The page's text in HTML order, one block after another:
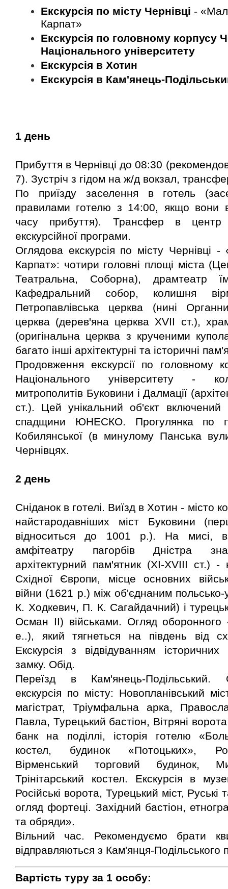
Екскурсія по місту Чернівці -
Карпат»
Екскурсія по головному корпусу
Національного університету
Екскурсія в Хотин
Екскурсія в Кам'янець-
1 день
Прибуття в Чернівці до 08:30
7). Зустріч з гідом на ж/д вокзал,
По приїзду заселення в готель
правилами готелю з 14:00, якщо вони
часу прибуття). Трансфер в центр
екскурсійної програми.
Оглядова екскурсія по місту Чернівці
Карпат»: чотири головні площі міста
Театральна, Соборна), драмтеатр
Кафедральний собор, колишня
Петропавлівська церква (нині
церква (дерев'яна церква ХVII ст.),
(оригінальна церква з крученими
багато інші архітектурні та історичні
Продовження екскурсії по головному
Національного університету -
митрополитів Буковини і Далмації
ст.). Цей унікальний об'єкт включений
спадщини ЮНЕСКО. Прогулянка по
Кобилянської (в минулому Панська
Чернівцях.
2 день
Сніданок в готелі. Виїзд в Хотин - місто
найстародавніших міст Буковини
відноситься до 1001 р.). На мисі, в
амфітеатру пагорбів Дністра
архітектурний пам'ятник (XI-XVIII ст.) -
Східної Європи, місце основних
війни (1621 р.) між об'єднаним польсько-
К. Ходкевич, П. К. Сагайдачний) і
Осман II) військами. Огляд оборонного
е..), який тягнеться на південь від
Екскурсія з відвідуванням
замку. Обід.
Переїзд в Кам'янець-Подільський.
екскурсія по місту: Новопланівський
магістрат, Тріумфальна арка,
Павла, Турецький бастіон, Вітряні
банк на поділлі, історія готелю
костел, будинок «Потоцьких»,
Вірменський торговий будинок,
Трінітарський костел. Екскурсія в
Російські ворота, Турецький міст, Руські
огляд фортеці. Західний бастіон,
та обряди».
Вільний час. Рекомендуємо брати
відправляються з Кам'янця-Подільського
Вартість туру за 1 особу: